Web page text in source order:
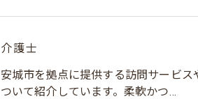
介護士
安城市を拠点に提供する訪問サービス
ついて紹介しています。柔軟かつ…